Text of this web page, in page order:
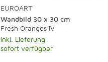
EUROART
Wandbild 30 x 30 cm
Fresh Oranges IV
inkl. Lieferung
sofort verfügbar